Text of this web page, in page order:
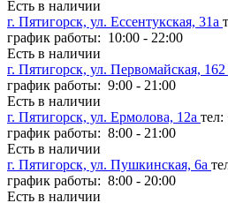
Есть в наличии
г. Пятигорск, ул. Ессентукская, 31а
график работы: 10:00 - 22:00
Есть в наличии
г. Пятигорск, ул. Первомайская, 162
график работы: 9:00 - 21:00
Есть в наличии
г. Пятигорск, ул. Ермолова, 12а тел:
график работы: 8:00 - 21:00
Есть в наличии
г. Пятигорск, ул. Пушкинская, 6а
график работы: 8:00 - 20:00
Есть в наличии